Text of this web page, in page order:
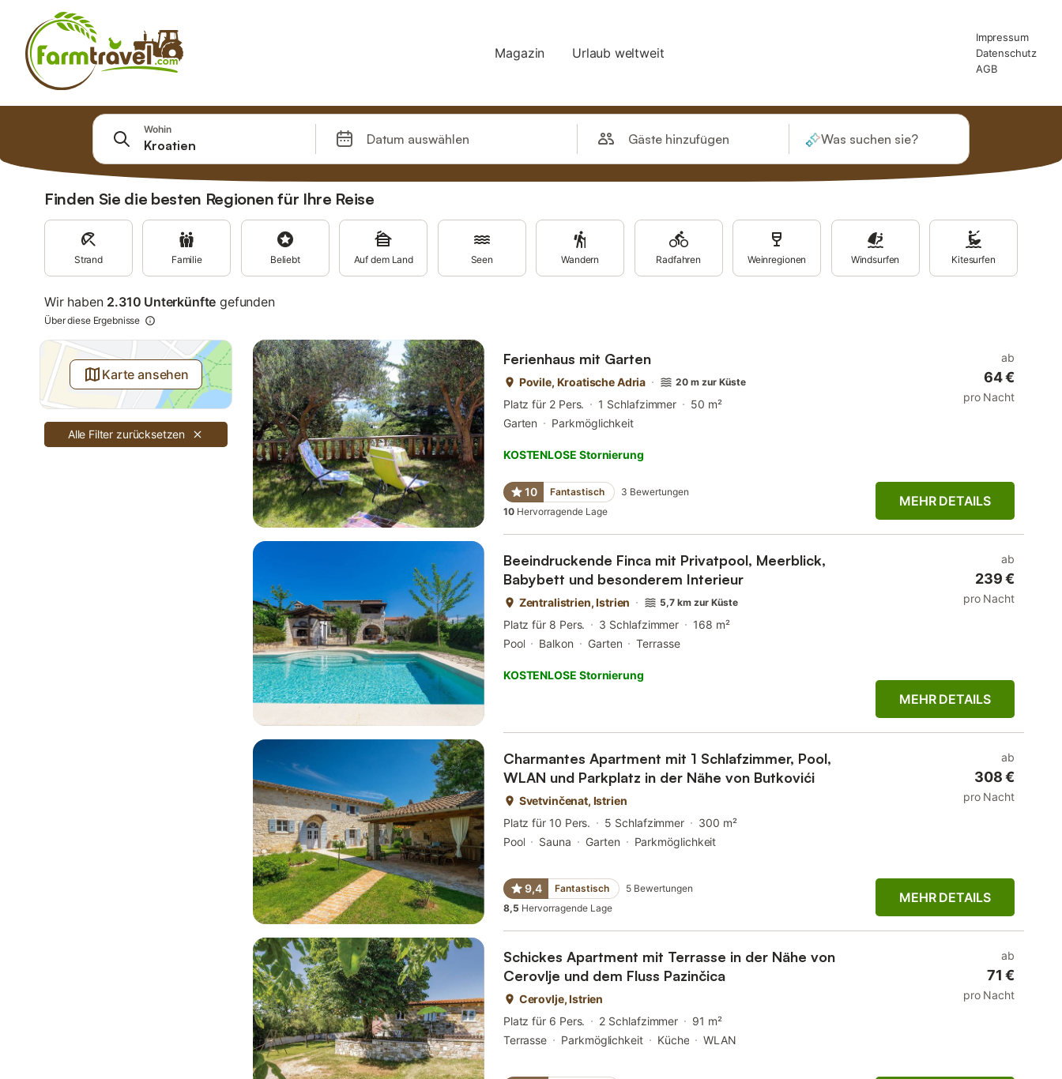
Filter
Angebote
Wohin
Datum auswählen Gäste hinzufügen Was suchen sie?
Finden Sie die besten Regionen für Ihre Reise
Strand Familie Beliebt Auf dem Land Seen Wandern Radfahren Weinregionen Windsurfen Kitesurfen
Wir haben 2.310 Unterkünfte gefunden
Über diese Ergebnisse
Karte ansehen
Alle Filter zurücksetzen
Ferienhaus mit Garten
Povile, Kroatische Adria 20 m zur Küste
Platz für 2 Pers. 1 Schlafzimmer
50 m²
Garten
Parkmöglichkeit
KOSTENLOSE Stornierung
10 Fantastisch 3 Bewertungen
10 Hervorragende Lage
ab
64 €
pro Nacht
MEHR DETAILS
Beeindruckende Finca mit Privatpool, Meerblick,
Babybett und besonderem Interieur
Zentralistrien, Istrien 5,7 km zur Küste
Platz für 8 Pers. 3 Schlafzimmer
168 m²
Pool
Balkon Garten Terrasse
KOSTENLOSE Stornierung
ab
239 €
pro Nacht
MEHR DETAILS
Charmantes Apartment mit 1 Schlafzimmer, Pool,
WLAN und Parkplatz in der Nähe von Butkovići
Svetvinčenat, Istrien
Platz für 10 Pers.
5 Schlafzimmer
300 m²
Pool
Sauna Garten Parkmöglichkeit
9,4 Fantastisch 5 Bewertungen
8,5 Hervorragende Lage
ab
308 €
pro Nacht
MEHR DETAILS
Schickes Apartment mit Terrasse in der Nähe von
Cerovlje und dem Fluss Pazinčica
Cerovlje, Istrien
Platz für 6 Pers.
2 Schlafzimmer
91 m²
Terrasse
Parkmöglichkeit Küche WLAN
ab
71 €
pro Nacht